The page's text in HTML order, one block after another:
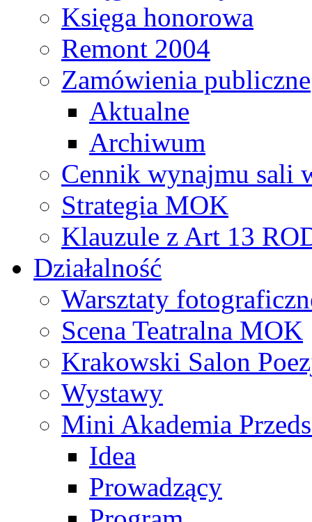
Księga honorowa
Remont 2004
Zamówienia publiczne
Aktualne
Archiwum
Cennik wynajmu sali
Strategia MOK
Klauzule z Art 13
Działalność
Warsztaty
Scena Teatralna MOK
Krakowski Salon
Wystawy
Mini Akademia
Idea
Prowadzący